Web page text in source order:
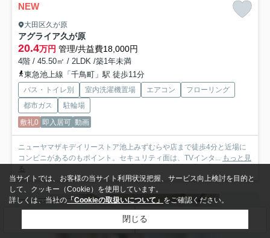
NEW
大田区久が原
アグライア久が原
20.4万円 管理/共益費18,000円
4階 / 45.50㎡ / 2LDK /築1年未満
東急池上線「千鳥町」駅 徒歩11分
バス・トイレ別 室内洗濯機置場 エアコン
フローリング
都市ガス
駐輪場
敷礼0 即入居可 動画
ニューヤマザキデイリーストア池上みずむらや店まで徒歩4分と近場に
コンビニがあるのもポイント。セキュリティ面は、TVインタ... もっと見
る
賃貸マンション
当サイトでは、お客様の当サイト利用状況把握、サービス向上検討を目的と
して、クッキー（Cookie）を使用しています。
詳しくは、当社の「Cookieの取扱いについて」 をご確認ください。
閉じる